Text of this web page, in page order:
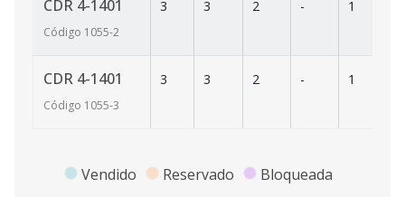
CDR 4-1401
Código 1055-2
3 3 2 - 1
CDR 4-1401
Código 1055-3
3 3 2 - 1
Vendido Reservado Bloqueada